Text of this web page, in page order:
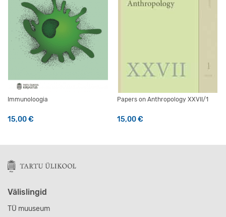
Immunoloogia
15,00€
Papers on Anthropology XXVII/1
15,00€
Välislingid
TÜ muuseum